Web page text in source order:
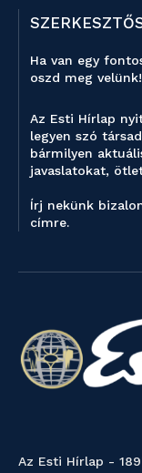
Ha van egy
oszd meg velünk!
Az Esti Hírlap
legyen szó
bármilyen
javaslatokat,
Írj nekünk
címre.
Az Esti Hírlap -